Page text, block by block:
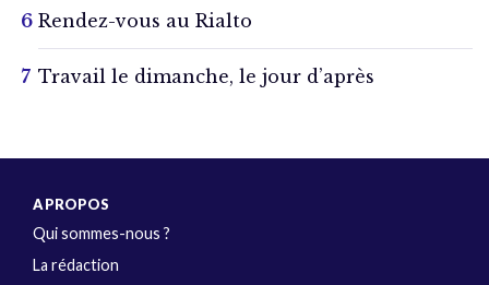
Rendez-vous au Rialto
Travail le dimanche, le jour d’après
A PROPOS
Qui sommes-nous ?
La rédaction